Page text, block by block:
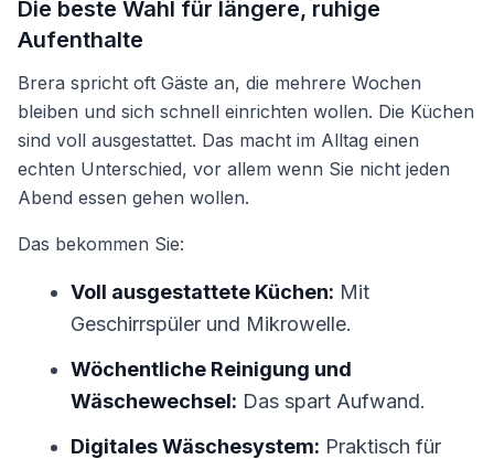
Die beste Wahl für längere, ruhige
Aufenthalte
Brera spricht oft Gäste an, die mehrere Wochen
bleiben und sich schnell einrichten wollen. Die Küchen
sind voll ausgestattet. Das macht im Alltag einen
echten Unterschied, vor allem wenn Sie nicht jeden
Abend essen gehen wollen.
Das bekommen Sie:
Voll ausgestattete Küchen: Mit
Geschirrspüler und Mikrowelle.
Wöchentliche Reinigung und
Wäschewechsel: Das spart Aufwand.
Digitales Wäschesystem: Praktisch für